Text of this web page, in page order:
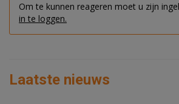
Om te kunnen reageren moet u zijn
in te loggen.
Laatste nieuws